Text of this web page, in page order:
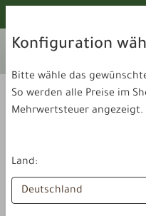
Ihr aktuelles Lieferland:
Konfiguration
Bitte wähle das
So werden alle Preise im
Mehrwertsteuer angezeigt.
Land: